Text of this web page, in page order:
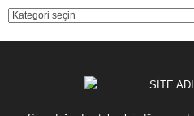
KATEGORİ